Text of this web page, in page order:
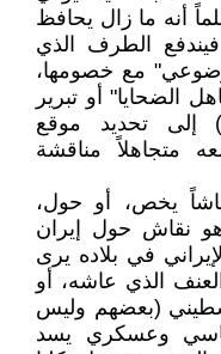
أنه ما زال يحافظ
فيندفع الطرف الذي
مع خصومها،
الضحايا" أو تبرير
إلى تحديد موقع
متجاهلاً مناقشة
يخص، أو حول،
هو نقاش حول إيران
في بلاده يرى
الذي عاشه، أو
(بعضهم وليس
وعسكري يسد